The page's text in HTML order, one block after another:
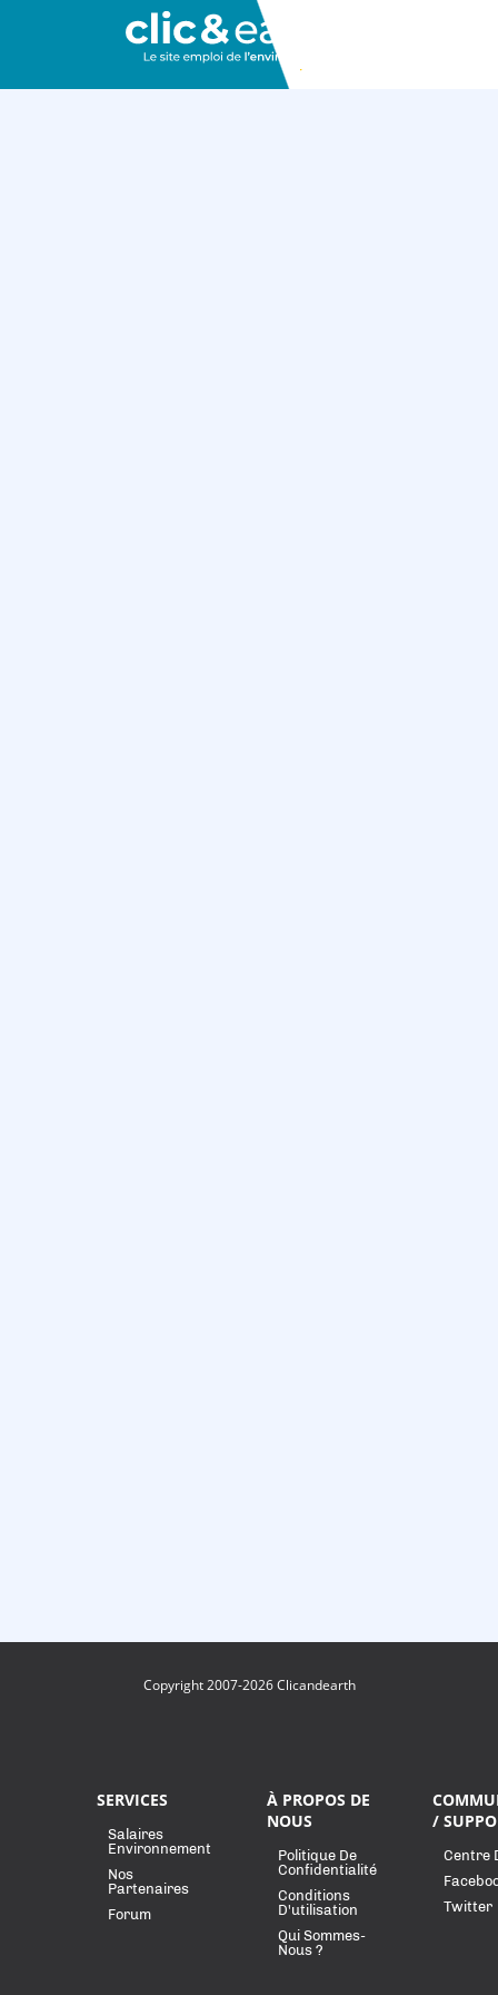
Copyright 2007-2026 Clicandearth
SERVICES
Salaires
Environnement
Nos
Partenaires
Forum
À PROPOS DE
NOUS
Politique De
Confidentialité
Conditions
D'utilisation
Qui Sommes-
Nous ?
/
Centre
Twitter